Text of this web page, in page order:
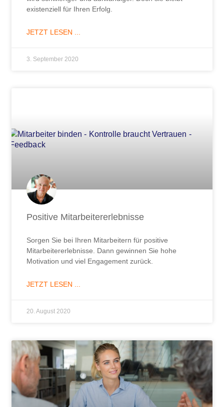
existenziell für Ihren Erfolg.
JETZT LESEN ...
3. September 2020
Positive Mitarbeitererlebnisse
Sorgen Sie bei Ihren Mitarbeitern für positive
Mitarbeitererlebnisse. Dann gewinnen Sie hohe
Motivation und viel Engagement zurück.
JETZT LESEN ...
20. August 2020